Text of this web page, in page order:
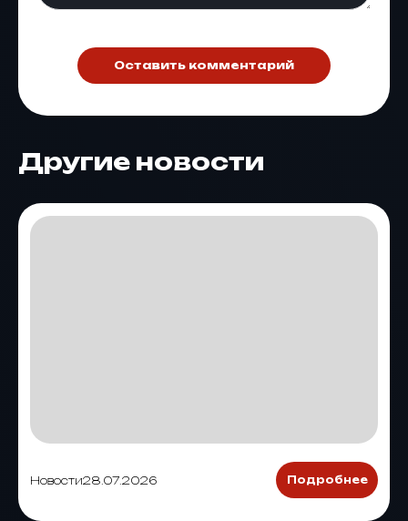
Оставить комментарий
Другие новости
Новости28.07.2026 Подробнее